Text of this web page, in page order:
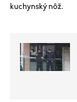
kuchynský nôž.